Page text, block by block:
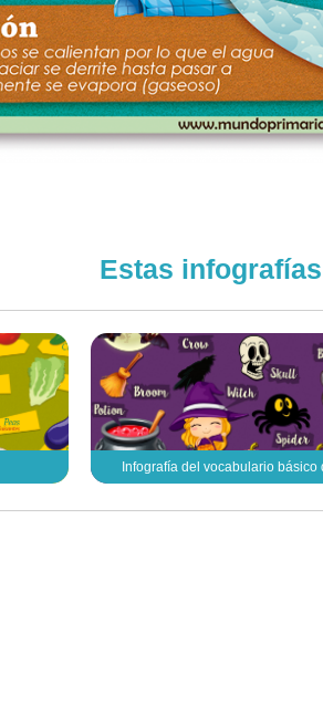
Estas
Infografía del vocabulario básico